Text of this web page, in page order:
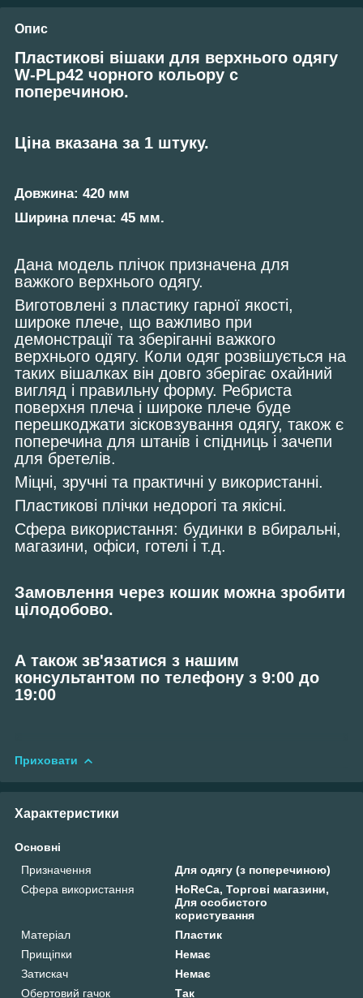
Опис
Пластикові вішаки для верхнього одягу
W-PLp42 чорного кольору c
поперечиною.
Ціна вказана за 1 штуку.
Довжина: 420 мм
Ширина плеча: 45 мм.
Дана модель плічок призначена для
важкого верхнього одягу.
Виготовлені з пластику гарної якості,
широке плече, що важливо при
демонстрації та зберіганні важкого
верхнього одягу. Коли одяг розвішується на
таких вішалках він довго зберігає охайний
вигляд і правильну форму. Ребриста
поверхня плеча і широке плече буде
перешкоджати зісковзування одягу, також є
поперечина для штанів і спідниць і зачепи
для бретелів.
Міцні, зручні та практичні у використанні.
Пластикові плічки недорогі та якісні.
Сфера використання: будинки в вбиральні,
магазини, офіси, готелі і т.д.
Замовлення через кошик можна зробити
цілодобово.
А також зв'язатися з нашим
консультантом по телефону з 9:00 до
19:00
Приховати
Характеристики
Основні
Призначення
Для одягу (з поперечиною)
Сфера використання
HoReCa, Торгові магазини,
Для особистого
користування
Матеріал
Пластик
Прищіпки
Немає
Затискач
Немає
Обертовий гачок
Так